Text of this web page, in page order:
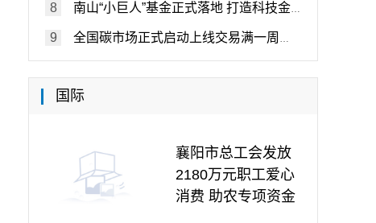
南山“小巨人”基金正式落地 打造科技金融深度融合地
全国碳市场正式启动上线交易满一周年 共交易84.90亿元！
国际
襄阳市总工会发放
2180万元职工爱心
消费 助农专项资金